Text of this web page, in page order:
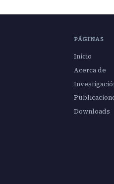
PÁGINAS
Inicio
Acerca de
Downloads